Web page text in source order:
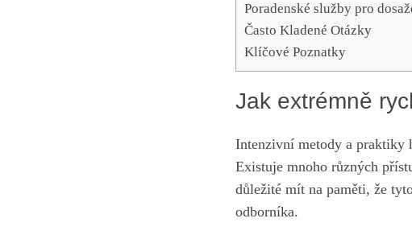
Poradenské služby pro
Často Kladené Otázky
Klíčové Poznatky
Jak extrémně
Intenzivní metody a praktiky
Existuje mnoho různých
důležité mít na paměti, že
odborníka.